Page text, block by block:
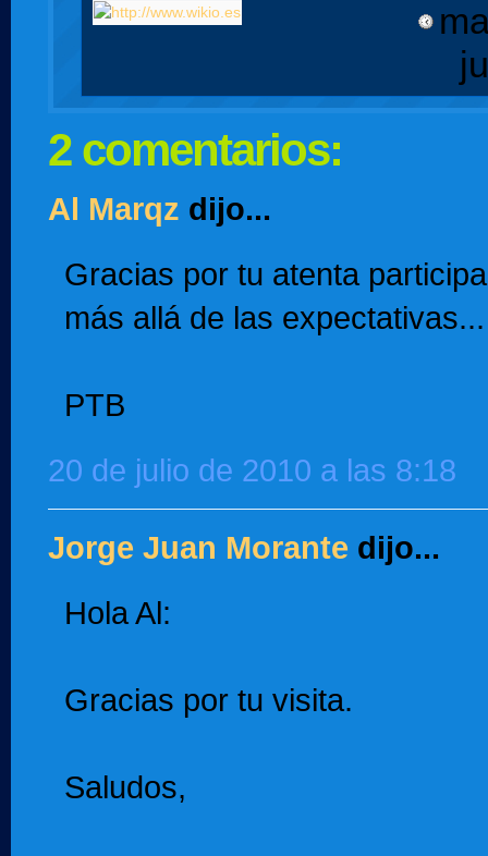
2 comentarios:
Al Marqz dijo...
Gracias por tu atenta
más allá de las
PTB
20 de julio de 2010 a las 8:18
Jorge Juan Morante dijo...
Hola Al:
Gracias por tu visita.
Saludos,